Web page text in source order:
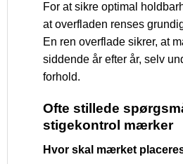
For at sikre optimal
at overfladen renses
En ren overflade sikrer, at
siddende år efter år, selv
forhold.
Ofte stillede
stigekontrol mærker
Hvor skal mærket